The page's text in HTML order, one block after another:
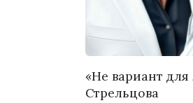
«Не вариант для
Стрельцова